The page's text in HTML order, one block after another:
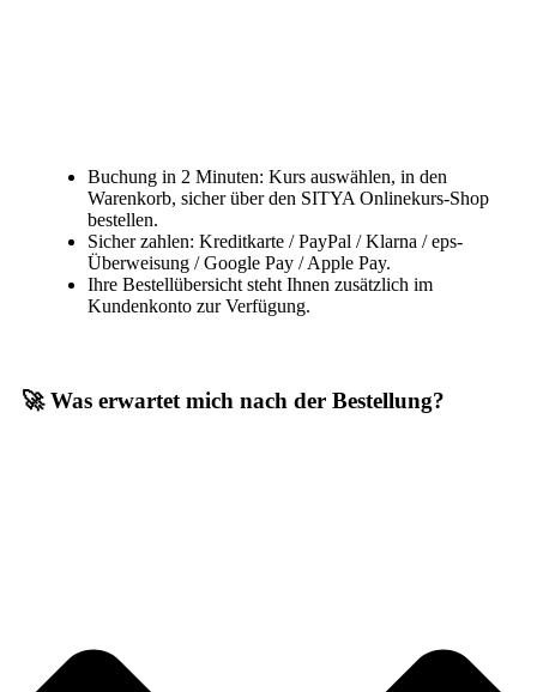
Buchung in 2 Minuten: Kurs auswählen, in den
Warenkorb, sicher über den SITYA Onlinekurs-Shop
bestellen.
Sicher zahlen: Kreditkarte / PayPal / Klarna / eps-
Überweisung / Google Pay / Apple Pay.
Ihre Bestellübersicht steht Ihnen zusätzlich im
Kundenkonto zur Verfügung.
🚀 Was erwartet mich nach der Bestellung?